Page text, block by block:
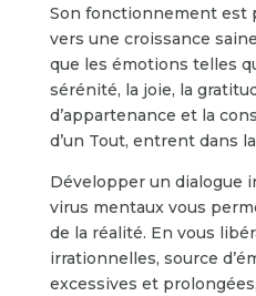
Son fonctionnement est
vers une croissance
que les émotions telles
sérénité, la joie, la
d’appartenance et la
d’un Tout, entrent dans
Développer un dialogue
virus mentaux vous
de la réalité. En vous
irrationnelles, source
excessives et